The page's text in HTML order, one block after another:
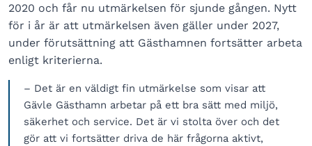
2020 och får nu utmärkelsen för sjunde gången. Nytt
för i år är att utmärkelsen även gäller under 2027,
under förutsättning att Gästhamnen fortsätter arbeta
enligt kriterierna.
– Det är en väldigt fin utmärkelse som visar att
Gävle Gästhamn arbetar på ett bra sätt med miljö,
säkerhet och service. Det är vi stolta över och det
gör att vi fortsätter driva de här frågorna aktivt,